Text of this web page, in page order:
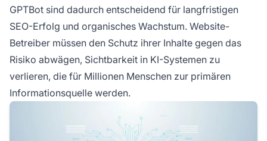
GPTBot sind dadurch entscheidend für langfristigen
SEO-Erfolg und organisches Wachstum. Website-
Betreiber müssen den Schutz ihrer Inhalte gegen das
Risiko abwägen, Sichtbarkeit in KI-Systemen zu
verlieren, die für Millionen Menschen zur primären
Informationsquelle werden.